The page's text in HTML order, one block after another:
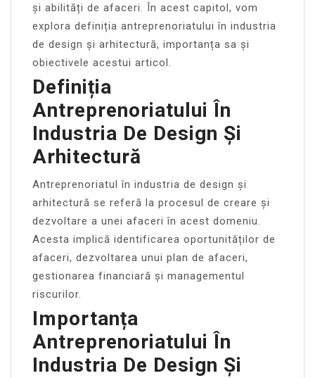
și abilități de afaceri. În acest capitol, vom
explora definiția antreprenoriatului în industria
de design și arhitectură, importanța sa și
obiectivele acestui articol.
Definiția
Antreprenoriatului În
Industria De Design Și
Arhitectură
Antreprenoriatul în industria de design și
arhitectură se referă la procesul de creare și
dezvoltare a unei afaceri în acest domeniu.
Acesta implică identificarea oportunităților de
afaceri, dezvoltarea unui plan de afaceri,
gestionarea financiară și managementul
riscurilor.
Importanța
Antreprenoriatului În
Industria De Design Și